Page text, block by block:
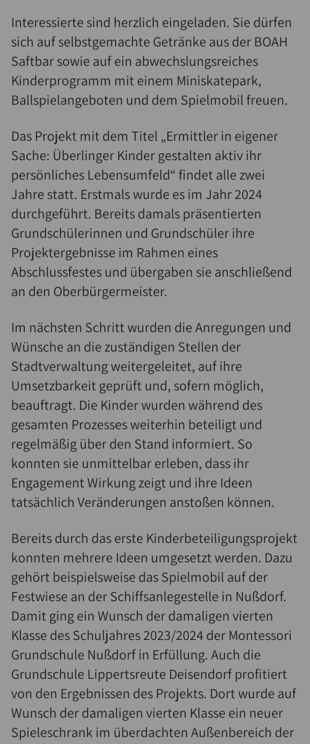
Interessierte sind herzlich eingeladen. Sie dürfen
sich auf selbstgemachte Getränke aus der BOAH
Saftbar sowie auf ein abwechslungsreiches
Kinderprogramm mit einem Miniskatepark,
Ballspielangeboten und dem Spielmobil freuen.
Das Projekt mit dem Titel „Ermittler in eigener
Sache: Überlinger Kinder gestalten aktiv ihr
persönliches Lebensumfeld“ findet alle zwei
Jahre statt. Erstmals wurde es im Jahr 2024
durchgeführt. Bereits damals präsentierten
Grundschülerinnen und Grundschüler ihre
Projektergebnisse im Rahmen eines
Abschlussfestes und übergaben sie anschließend
an den Oberbürgermeister.
Im nächsten Schritt wurden die Anregungen und
Wünsche an die zuständigen Stellen der
Stadtverwaltung weitergeleitet, auf ihre
Umsetzbarkeit geprüft und, sofern möglich,
beauftragt. Die Kinder wurden während des
gesamten Prozesses weiterhin beteiligt und
regelmäßig über den Stand informiert. So
konnten sie unmittelbar erleben, dass ihr
Engagement Wirkung zeigt und ihre Ideen
tatsächlich Veränderungen anstoßen können.
Bereits durch das erste Kinderbeteiligungsprojekt
konnten mehrere Ideen umgesetzt werden. Dazu
gehört beispielsweise das Spielmobil auf der
Festwiese an der Schiffsanlegestelle in Nußdorf.
Damit ging ein Wunsch der damaligen vierten
Klasse des Schuljahres 2023/2024 der Montessori
Grundschule Nußdorf in Erfüllung. Auch die
Grundschule Lippertsreute Deisendorf profitiert
von den Ergebnissen des Projekts. Dort wurde auf
Wunsch der damaligen vierten Klasse ein neuer
Spieleschrank im überdachten Außenbereich der
Suche